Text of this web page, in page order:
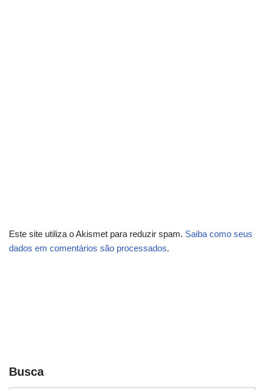
Este site utiliza o Akismet para reduzir spam. Saiba como seus
dados em comentários são processados.
Busca